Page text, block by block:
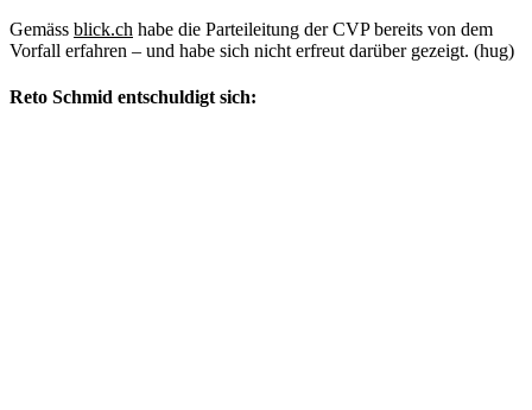
Gemäss blick.ch habe die Parteileitung der CVP bereits von dem
Vorfall erfahren – und habe sich nicht erfreut darüber gezeigt. (hug)
Reto Schmid entschuldigt sich: